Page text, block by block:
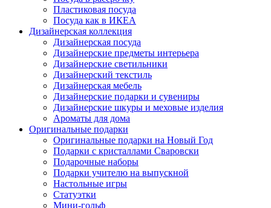
Пластиковая посуда
Посуда как в ИКЕА
Дизайнерская коллекция
Дизайнерская посуда
Дизайнерские предметы интерьера
Дизайнерские светильники
Дизайнерский текстиль
Дизайнерская мебель
Дизайнерские подарки и сувениры
Дизайнерские шкуры и меховые изделия
Ароматы для дома
Оригинальные подарки
Оригинальные подарки на Новый Год
Подарки с кристаллами Сваровски
Подарочные наборы
Подарки учителю на выпускной
Настольные игры
Статуэтки
Мини-гольф